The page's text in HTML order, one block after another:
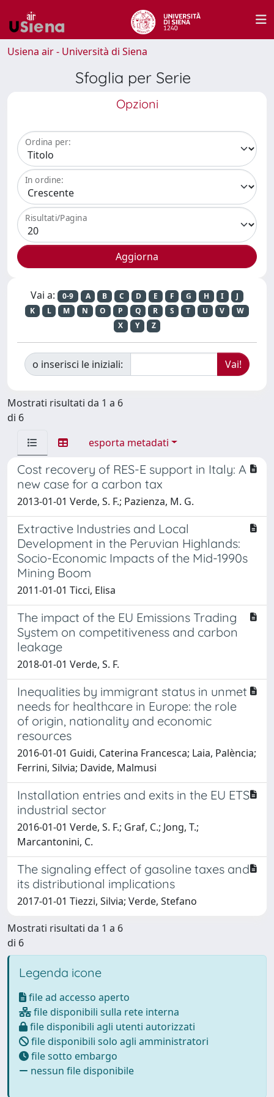
Usiena air - Università di Siena
Sfoglia per Serie
Opzioni
Ordina per:
In ordine:
Risultati/Pagina
Vai a: 0-9 A B C D E F G H I
J
K
L M N O P Q R S T U V
W
X
Y Z
o inserisci le iniziali:
Mostrati risultati da 1 a 6
di 6
esporta metadati
Cost recovery of RES-E support in Italy: A
new case for a carbon tax
2013-01-01 Verde, S. F.; Pazienza, M. G.
Extractive Industries and Local
Development in the Peruvian Highlands:
Socio-Economic Impacts of the Mid-1990s
Mining Boom
2011-01-01 Ticci, Elisa
The impact of the EU Emissions Trading
System on competitiveness and carbon
leakage
2018-01-01 Verde, S. F.
Inequalities by immigrant status in unmet
needs for healthcare in Europe: the role
of origin, nationality and economic
resources
2016-01-01 Guidi, Caterina Francesca; Laia, Palència;
Ferrini, Silvia; Davide, Malmusi
Installation entries and exits in the EU ETS
industrial sector
2016-01-01 Verde, S. F.; Graf, C.; Jong, T.;
Marcantonini, C.
The signaling effect of gasoline taxes and
its distributional implications
2017-01-01 Tiezzi, Silvia; Verde, Stefano
Mostrati risultati da 1 a 6
di 6
Legenda icone
file ad accesso aperto
file disponibili sulla rete interna
file disponibili agli utenti autorizzati
file disponibili solo agli amministratori
file sotto embargo
nessun file disponibile